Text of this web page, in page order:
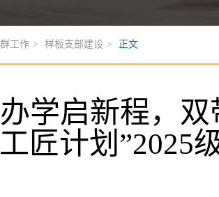
工作 > 样板支部建设 > 正文
学启新程，
匠计划”2025